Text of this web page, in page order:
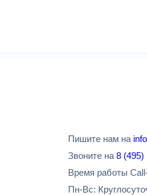
Пишите нам на
Звоните на 8 (495)
Время работы
Пн-Вс: